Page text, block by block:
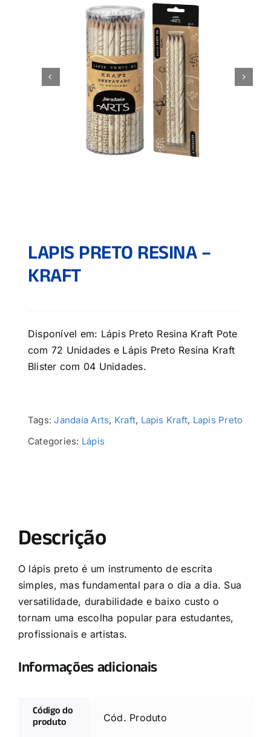
LAPIS PRETO RESINA –
KRAFT
Disponível em: Lápis Preto Resina Kraft Pote
com 72 Unidades e Lápis Preto Resina Kraft
Blister com 04 Unidades.
Tags:Jandaia Arts, Kraft, Lapis Kraft, Lapis Preto
Categories: Lápis
Descrição
O lápis preto é um instrumento de escrita
simples, mas fundamental para o dia a dia. Sua
versatilidade, durabilidade e baixo custo o
tornam uma escolha popular para estudantes,
profissionais e artistas.
Informações adicionais
Código do
produto Cód. Produto